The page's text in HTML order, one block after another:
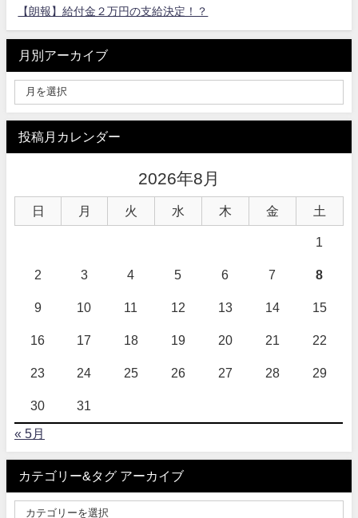
【朗報】給付金２万円の支給決定！？
月別アーカイブ
投稿月カレンダー
2026年8月
日 月 火 水 木 金 土
1
2 3 4 5 6 7 8
9 10 11 12 13 14 15
16 17 18 19 20 21 22
23 24 25 26 27 28 29
30 31
« 5月
カテゴリー&タグ アーカイブ